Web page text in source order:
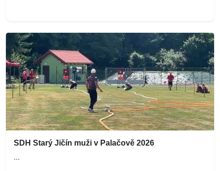
SDH Starý Jičín muži v Palačově 2026
...